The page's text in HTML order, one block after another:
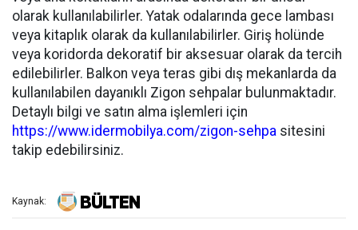
olarak kullanılabilirler. Yatak odalarında gece lambası
veya kitaplık olarak da kullanılabilirler. Giriş holünde
veya koridorda dekoratif bir aksesuar olarak da tercih
edilebilirler. Balkon veya teras gibi dış mekanlarda da
kullanılabilen dayanıklı Zigon sehpalar bulunmaktadır.
Detaylı bilgi ve satın alma işlemleri için
https://www.idermobilya.com/zigon-sehpa sitesini
takip edebilirsiniz.
Kaynak: